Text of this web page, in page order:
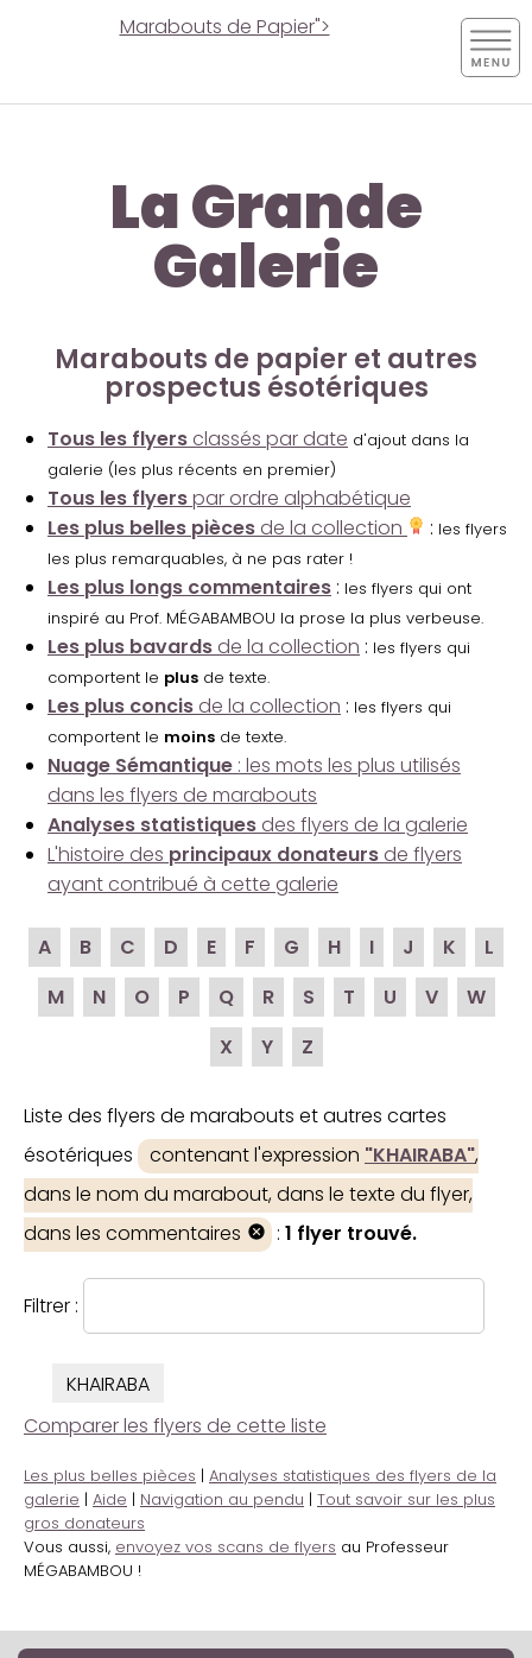
Marabouts de Papier">
La Grande
Galerie
Marabouts de papier et autres
prospectus ésotériques
Tous les flyers classés par date d'ajout dans la
galerie (les plus récents en premier)
Tous les flyerspar ordre alphabétique
Les plus belles pièces de la collection : les flyers
les plus remarquables, à ne pas rater !
Les plus longs commentaires : les flyers qui ont
inspiré au Prof. MÉGABAMBOU la prose la plus verbeuse.
Les plus bavards de la collection : les flyers qui
comportent le plus de texte.
Les plus concis de la collection : les flyers qui
comportent le moins de texte.
Nuage Sémantique : les mots les plus utilisés
dans les flyers de marabouts
Analyses statistiques des flyers de la galerie
L'histoire des principaux donateurs de flyers
ayant contribué à cette galerie
A B C D E F G H I J K
L
M
N O P Q R S T U V
W
X
Y Z
Liste des flyers de marabouts et autres cartes
ésotériques
contenant l'expression "KHAIRABA",
dans le nom du marabout, dans le texte du flyer,
dans les commentaires
: 1 flyer trouvé.
Filtrer :
KHAIRABA
Comparer les flyers de cette liste
Les plus belles pièces | Analyses statistiques des flyers de la
galerie | Aide | Navigation au pendu | Tout savoir sur les plus
gros donateurs
Vous aussi, envoyez vos scans de flyers au Professeur
MÉGABAMBOU !